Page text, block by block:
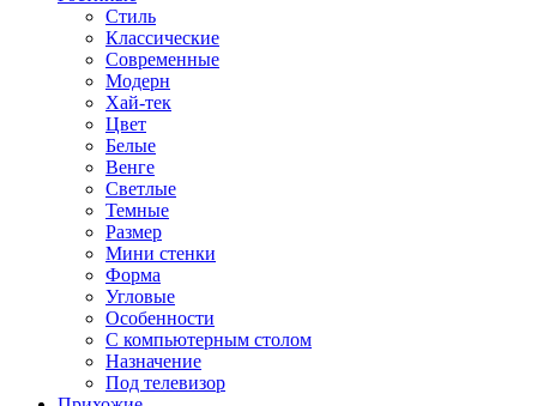
Стиль
Классические
Современные
Модерн
Хай-тек
Цвет
Белые
Венге
Светлые
Темные
Размер
Мини стенки
Форма
Угловые
Особенности
С компьютерным столом
Назначение
Под телевизор